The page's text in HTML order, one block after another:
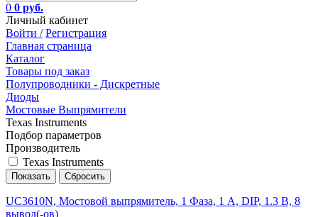
0 0 руб.
Личный кабинет
Войти / Регистрация
Главная страница
Каталог
Товары под заказ
Полупроводники - Дискретные
Диоды
Мостовые Выпрямители
Texas Instruments
Подбор параметров
Производитель
Texas Instruments
UC3610N, Мостовой выпрямитель, 1 Фаза, 1 А, DIP, 1.3 В, 8
вывод(-ов)